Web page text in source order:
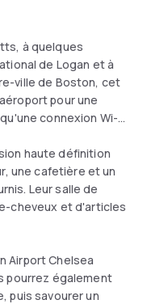
à quelques
de Logan et à
ville de Boston, cet
pour une
connexion Wi-Fi
haute définition
une cafetière et un
Leur salle de
cheveux et d'articles
Airport Chelsea
pourrez également
puis savourer un